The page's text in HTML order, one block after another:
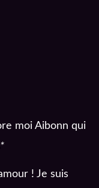
moi Aibonn qui
! Je suis